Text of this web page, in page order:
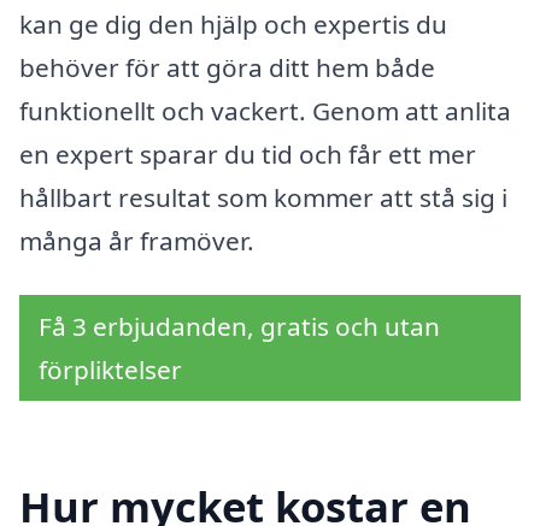
kan ge dig den hjälp och expertis du
behöver för att göra ditt hem både
funktionellt och vackert. Genom att anlita
en expert sparar du tid och får ett mer
hållbart resultat som kommer att stå sig i
många år framöver.
Få 3 erbjudanden, gratis och utan
förpliktelser
Hur mycket kostar en